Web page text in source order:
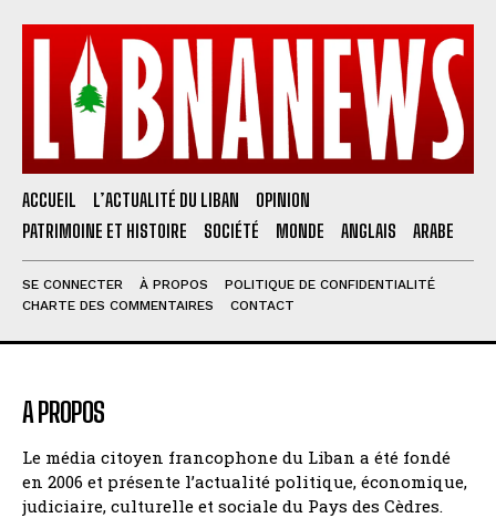
ACCUEIL L’ACTUALITÉ DU LIBAN
OPINION
PATRIMOINE ET HISTOIRE
SOCIÉTÉ MONDE ANGLAIS ARABE
SE CONNECTER À PROPOS
POLITIQUE DE CONFIDENTIALITÉ
CHARTE DES COMMENTAIRES
CONTACT
A PROPOS
Le média citoyen francophone du Liban a été fondé
en 2006 et présente l’actualité politique, économique,
judiciaire, culturelle et sociale du Pays des Cèdres.